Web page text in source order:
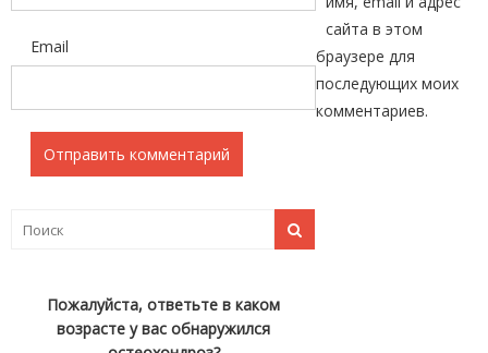
Email
сайта в этом
браузере для
последующих моих
комментариев.
Пожалуйста, ответьте в каком
возрасте у вас обнаружился